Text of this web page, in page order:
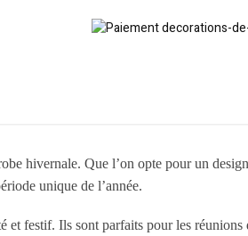
hivernale. Que l’on opte pour un
unique de l’année.
festif. Ils sont parfaits pour les réunions